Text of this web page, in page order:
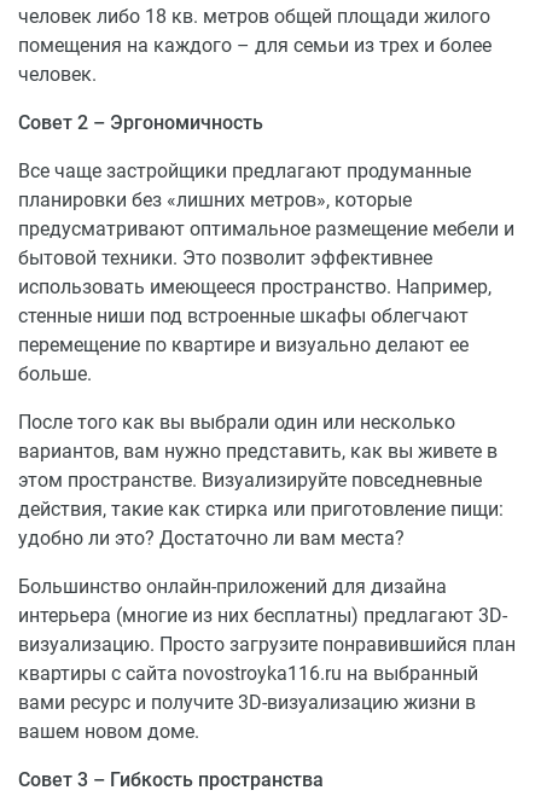
человек либо 18 кв. метров общей площади жилого
помещения на каждого – для семьи из трех и более
человек.
Совет 2 – Эргономичность
Все чаще застройщики предлагают продуманные
планировки без «лишних метров», которые
предусматривают оптимальное размещение мебели и
бытовой техники. Это позволит эффективнее
использовать имеющееся пространство. Например,
стенные ниши под встроенные шкафы облегчают
перемещение по квартире и визуально делают ее
больше.
После того как вы выбрали один или несколько
вариантов, вам нужно представить, как вы живете в
этом пространстве. Визуализируйте повседневные
действия, такие как стирка или приготовление пищи:
удобно ли это? Достаточно ли вам места?
Большинство онлайн-приложений для дизайна
интерьера (многие из них бесплатны) предлагают 3D-
визуализацию. Просто загрузите понравившийся план
квартиры с сайта novostroyka116.ru на выбранный
вами ресурс и получите 3D-визуализацию жизни в
вашем новом доме.
Совет 3 – Гибкость пространства